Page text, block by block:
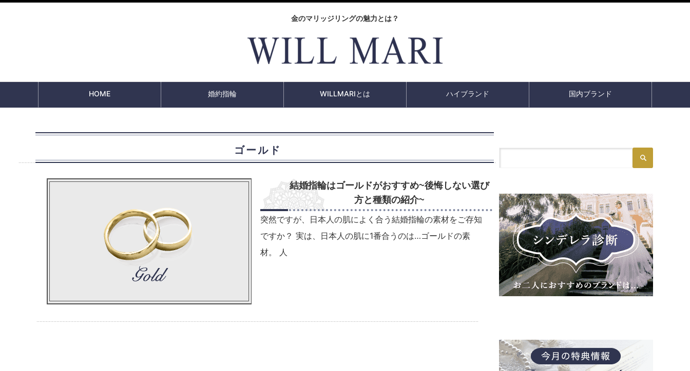
金のマリッジリングの魅力とは？
HOME 婚約指輪 WILLMARIとは ハイブランド 国内ブランド
ゴールド
結婚指輪はゴールドがおすすめ~後悔しない選び
方と種類の紹介~
突然ですが、日本人の肌によく合う結婚指輪の素材をご存知
ですか？ 実は、日本人の肌に1番合うのは…ゴールドの素
材。 人